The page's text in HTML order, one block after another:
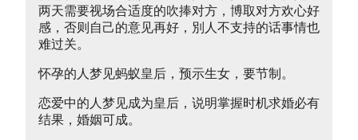
两天需要视场合适度的吹捧对方，博取对方欢心好
感，否则自己的意见再好，別人不支持的话事情也
难过关。
怀孕的人梦见蚂蚁皇后，预示生女，要节制。
恋爱中的人梦见成为皇后，说明掌握时机求婚必有
结果，婚姻可成。